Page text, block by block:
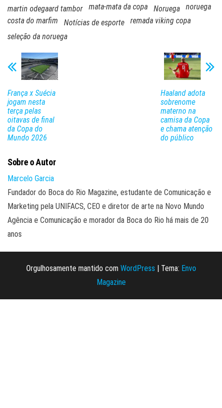
martin odegaard tambor
mata-mata da copa Noruega
noruega
costa do marfim
Notícias de esporte
remada viking copa
seleção da noruega
França x Suécia
jogam nesta
terça pelas
oitavas de final
da Copa do
Mundo 2026
Haaland adota
sobrenome
materno na
camisa da Copa
e chama atenção
do público
Sobre o Autor
Marcelo Garcia
Fundador do Boca do Rio Magazine, estudante de Comunicação e
Marketing pela UNIFACS, CEO e diretor de arte na Novo Mundo
Agência e Comunicação e morador da Boca do Rio há mais de 20
anos
Orgulhosamente mantido com WordPress | Tema: Envo
Magazine